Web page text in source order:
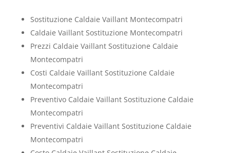
Sostituzione Caldaie Vaillant Montecompatri
Caldaie Vaillant Sostituzione Montecompatri
Prezzi Caldaie Vaillant Sostituzione Caldaie
Montecompatri
Costi Caldaie Vaillant Sostituzione Caldaie
Montecompatri
Preventivo Caldaie Vaillant Sostituzione Caldaie
Montecompatri
Preventivi Caldaie Vaillant Sostituzione Caldaie
Montecompatri